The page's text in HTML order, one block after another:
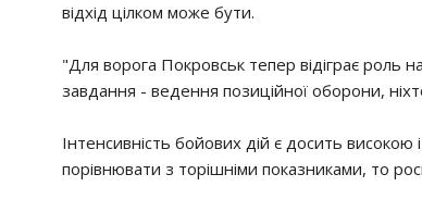
відхід цілком може бути.
"Для ворога Покровськ тепер відіграє роль
завдання - ведення позиційної оборони,
Інтенсивність бойових дій є досить
порівнювати з торішніми показниками, то